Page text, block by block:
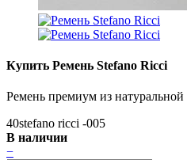
Купить Ремень Stefano Ricci
Ремень премиум из
40stefano ricci -005
В наличии
−